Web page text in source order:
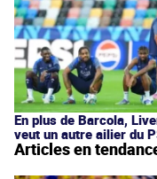
En plus de Barcola,
veut un autre ailier du
Articles en